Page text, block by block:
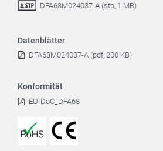
DFA68M024037-A (stp, 1 MB)
Datenblätter
DFA68M024037-A (pdf, 200 KB)
Konformität
EU-DoC_DFA68